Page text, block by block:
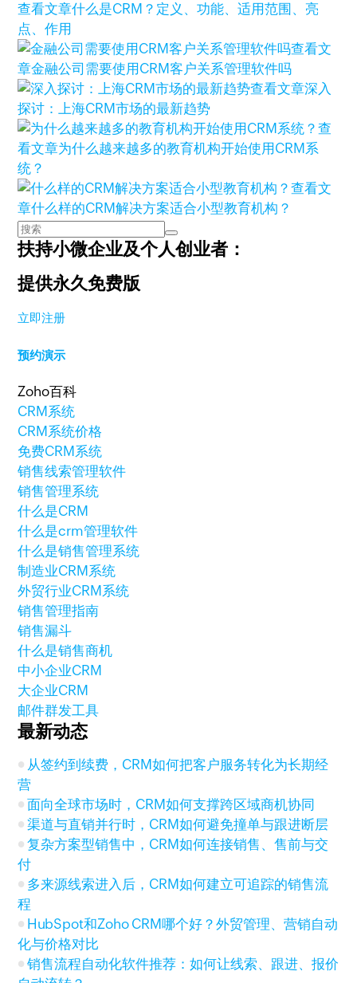
查看文章什么是CRM？定义、功能、适用范围、亮
点、作用
查看文
章金融公司需要使用CRM客户关系管理软件吗
查看文章深入
探讨：上海CRM市场的最新趋势
查
看文章为什么越来越多的教育机构开始使用CRM系
统？
查看文
章什么样的CRM解决方案适合小型教育机构？
扶持小微企业及个人创业者：
提供永久免费版
立即注册
预约演示
Zoho百科
CRM系统
CRM系统价格
免费CRM系统
销售线索管理软件
销售管理系统
什么是CRM
什么是crm管理软件
什么是销售管理系统
制造业CRM系统
外贸行业CRM系统
销售管理指南
销售漏斗
什么是销售商机
中小企业CRM
大企业CRM
邮件群发工具
最新动态
从签约到续费，CRM如何把客户服务转化为长期经
营
面向全球市场时，CRM如何支撑跨区域商机协同
渠道与直销并行时，CRM如何避免撞单与跟进断层
复杂方案型销售中，CRM如何连接销售、售前与交
付
多来源线索进入后，CRM如何建立可追踪的销售流
程
HubSpot和Zoho CRM哪个好？外贸管理、营销自动
化与价格对比
销售流程自动化软件推荐：如何让线索、跟进、报价